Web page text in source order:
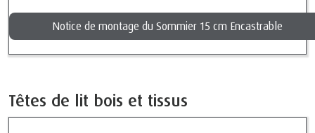
Notice de montage du Sommier 15 cm Encastrable
Têtes de lit bois et tissus